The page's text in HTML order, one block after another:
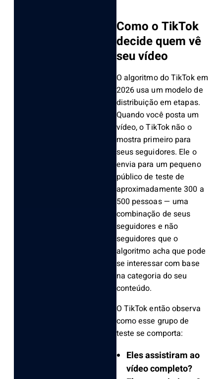
Como o TikTok
decide quem vê
seu vídeo
O algoritmo do TikTok em
2026 usa um modelo de
distribuição em etapas.
Quando você posta um
vídeo, o TikTok não o
mostra primeiro para
seus seguidores. Ele o
envia para um pequeno
público de teste de
aproximadamente 300 a
500 pessoas — uma
combinação de seus
seguidores e não
seguidores que o
algoritmo acha que pode
se interessar com base
na categoria do seu
conteúdo.
O TikTok então observa
como esse grupo de
teste se comporta:
Eles assistiram ao
vídeo completo?